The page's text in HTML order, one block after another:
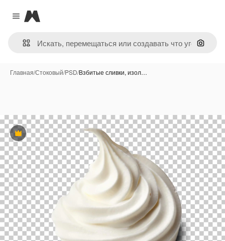
Close menu
Magnific
Поиск
Главная/Стоковый/PSD/Взбитые сливки, изол…
Премиум